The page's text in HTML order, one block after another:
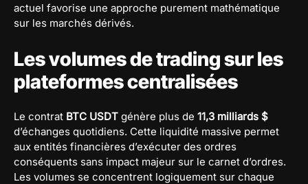
actuel favorise une approche purement mathématique
sur les marchés dérivés.
Les volumes de trading sur les
plateformes centralisées
Le contrat BTC USDT génère plus de 11,3 milliards $
d’échanges quotidiens. Cette liquidité massive permet
aux entités financières d’exécuter des ordres
conséquents sans impact majeur sur le carnet d’ordres.
Les volumes se concentrent logiquement sur chaque